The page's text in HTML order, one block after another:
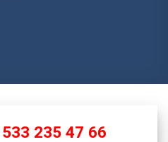
235 47 66